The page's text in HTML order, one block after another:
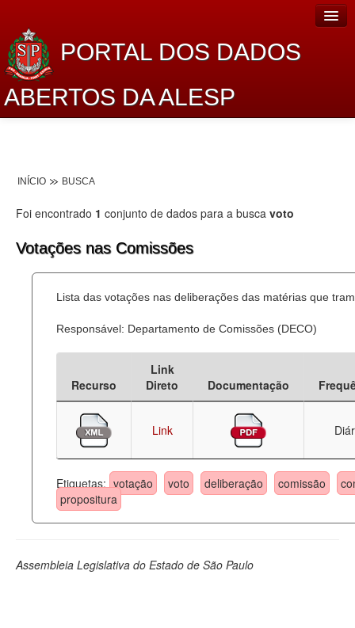
PORTAL DOS DADOS
ABERTOS DA ALESP
Lei de Acesso à Informação
Dados Governamentais Abertos
Processo Legislativo
Deputados Estaduais
Administração
Legislação
Perguntas frequentes
INÍCIO BUSCA
Foi encontrado 1 conjunto de dados para a busca voto
Votações nas Comissões
Lista das votações nas deliberações das matérias que
Responsável: Departamento de Comissões (DECO)
Recurso
Link
Direto
Documentação
Link
Etiquetas: votação voto deliberação comissão
propositura
Assembleia Legislativa do Estado de São Paulo